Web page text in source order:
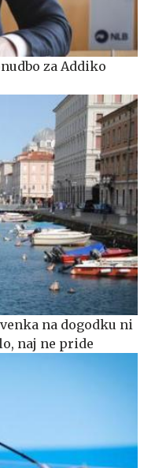
za Addiko
na dogodku ni
naj ne pride